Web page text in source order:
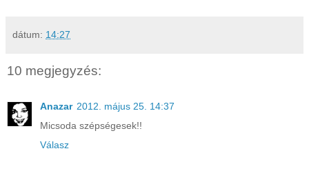
dátum: 14:27
10 megjegyzés:
Anazar 2012. május 25. 14:37
Micsoda szépségesek!!
Válasz